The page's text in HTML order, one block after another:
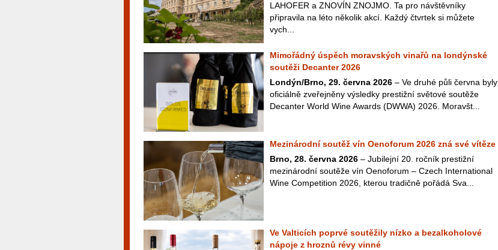
LAHOFER a ZNOVÍN ZNOJMO. Ta pro návštěvníky
připravila na léto několik akcí. Každý čtvrtek si můžete
vych...
Mimořádný úspěch moravských vinařů na londýnské
soutěži Decanter 2026
Londýn/Brno, 29. června 2026 – Ve druhé půli června byly
oficiálně zveřejněny výsledky prestižní světové soutěže
Decanter World Wine Awards (DWWA) 2026. Moravšt...
Mezinárodní soutěž vín Oenoforum 2026 zná své vítěze
Brno, 28. června 2026 – Jubilejní 20. ročník prestižní
mezinárodní soutěže vín Oenoforum – Czech International
Wine Competition 2026, kterou tradičně pořádá Sva...
Ve Valticích poprvé soutěžily nízko a bezalkoholové
nápoje z hroznů révy vinné